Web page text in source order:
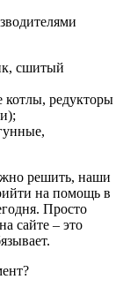
сшитый
котлы, редукторы
решить, наши
на помощь в
Просто
сайте – это